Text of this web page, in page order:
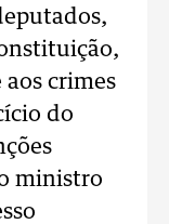
aos crimes
do
ministro